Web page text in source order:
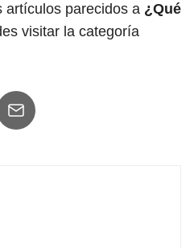
artículos parecidos a ¿Qué
visitar la categoría